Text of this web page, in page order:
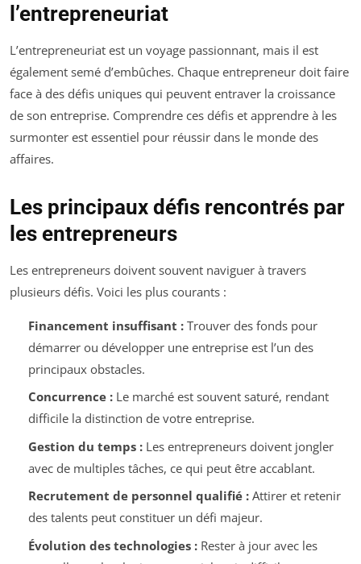
l’entrepreneuriat
L’entrepreneuriat est un voyage passionnant, mais il est
également semé d’embûches. Chaque entrepreneur doit faire
face à des défis uniques qui peuvent entraver la croissance
de son entreprise. Comprendre ces défis et apprendre à les
surmonter est essentiel pour réussir dans le monde des
affaires.
Les principaux défis rencontrés par
les entrepreneurs
Les entrepreneurs doivent souvent naviguer à travers
plusieurs défis. Voici les plus courants :
Financement insuffisant :Trouver des fonds pour
démarrer ou développer une entreprise est l’un des
principaux obstacles.
Concurrence :Le marché est souvent saturé, rendant
difficile la distinction de votre entreprise.
Gestion du temps :Les entrepreneurs doivent jongler
avec de multiples tâches, ce qui peut être accablant.
Recrutement de personnel qualifié :Attirer et retenir
des talents peut constituer un défi majeur.
Évolution des technologies :Rester à jour avec les